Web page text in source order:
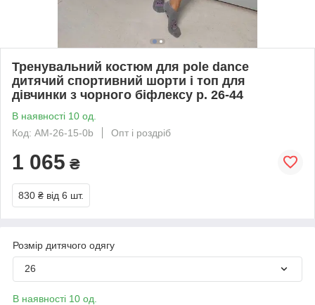
Тренувальний костюм для pole dance
дитячий спортивний шорти і топ для
дівчинки з чорного біфлексу р. 26-44
В наявності 10 од.
Код: АМ-26-15-0b
Опт і роздріб
1 065 ₴
830 ₴ від 6 шт.
Розмір дитячого одягу
26
В наявності 10 од.